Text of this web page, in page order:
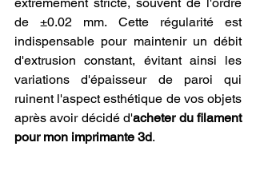
de ±0.02 mm. Cette régularité est
indispensable pour maintenir un débit
d'extrusion constant, évitant ainsi les
variations d'épaisseur de paroi qui
ruinent l'aspect esthétique de vos objets
après avoir décidé d'acheter du filament
pour mon imprimante 3d.